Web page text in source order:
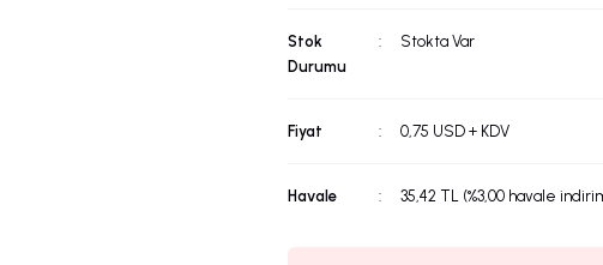
Stok
Durumu
Stokta Var
Fiyat 0,75 USD + KDV
Havale 35,42 TL (%3,00 havale